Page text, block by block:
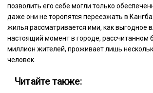
позволить его себе могли только
даже они не торопятся переезжать в
жилья рассматривается ими, как выгодное
настоящий момент в городе, рассчитанном
миллион жителей, проживает лишь
человек.
Читайте также: